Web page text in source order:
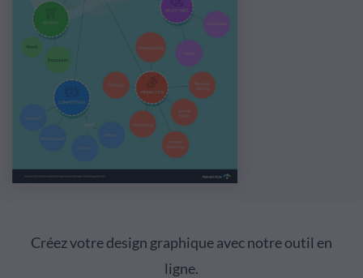
Créez votre design graphique avec notre outil en
ligne.